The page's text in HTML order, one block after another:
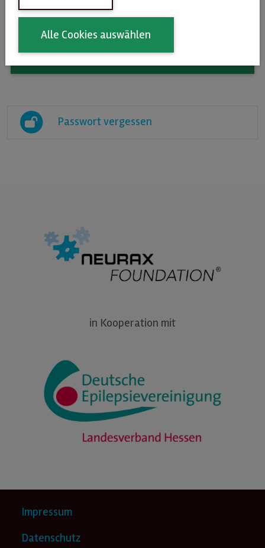
Angemeldet bleiben
Anmelden
Passwort vergessen
in Kooperation mit
Impressum
Datenschutz
Alle Cookies auswählen